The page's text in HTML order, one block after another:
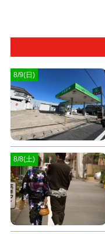
8/9(日)
8/8(土)